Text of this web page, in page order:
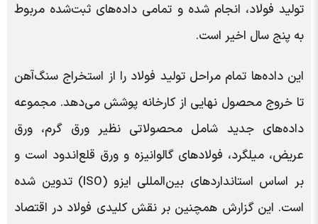
تولید فولاد، انجام شده و تمامی داده‌های ثبت‌شده مربوط
به پنج سال اخیر است.
این داده‌ها تمام مراحل تولید فولاد را از استخراج سنگ‌آهن
تا خروج محصول نهایی از کارخانه پوشش می‌دهد. مجموعه
داده‌های جدید شامل محصولاتی نظیر ورق گرم، ورق
عریض، میلگرد، فولادهای گالوانیزه و ورق قلع‌اندود است و
بر اساس استانداردهای بین‌المللی ایزو (ISO) تدوین شده
است. این گزارش همچنین بر نقش کلیدی فولاد در اقتصاد